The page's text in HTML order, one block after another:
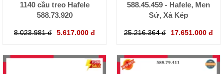
1140 cầu treo Hafele
588.73.920
8.023.981 đ 5.617.000 đ
588.45.459 - Hafele, Men
Sứ, Xả Kép
25.216.364 đ 17.651.000 đ